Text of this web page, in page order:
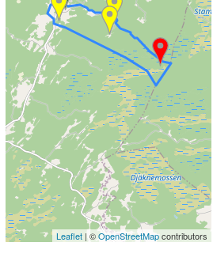
Leaflet | ©OpenStreetMapcontributors